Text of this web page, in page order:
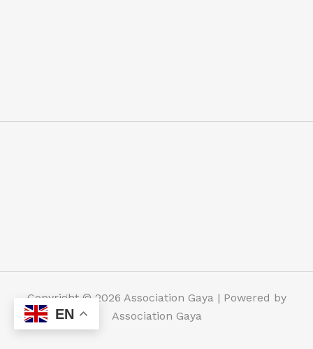
Copyright © 2026 Association Gaya | Powered by
Association Gaya
EN